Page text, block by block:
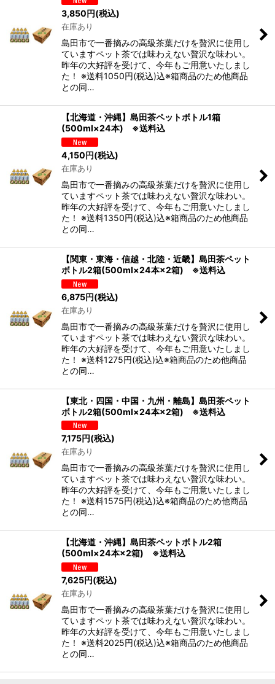
3,850円(税込)
在庫あり
島田市で一番摘みの高級茶葉だけを贅沢に使用し
ていますペット茶では味わえない贅沢な味わい。
昨年の大好評を受けて、今年もご用意いたしまし
た！ ※送料1050円(税込)込※箱商品のため他商品
との同…
【北海道・沖縄】島田茶ペットボトル1箱
(500ml×24本) ※送料込
4,150円(税込)
在庫あり
島田市で一番摘みの高級茶葉だけを贅沢に使用し
ていますペット茶では味わえない贅沢な味わい。
昨年の大好評を受けて、今年もご用意いたしまし
た！ ※送料1350円(税込)込※箱商品のため他商品
との同…
【関東・東海・信越・北陸・近畿】島田茶ペット
ボトル2箱(500ml×24本×2箱) ※送料込
6,875円(税込)
在庫あり
島田市で一番摘みの高級茶葉だけを贅沢に使用し
ていますペット茶では味わえない贅沢な味わい。
昨年の大好評を受けて、今年もご用意いたしまし
た！ ※送料1275円(税込)込※箱商品のため他商品
との同…
【東北・四国・中国・九州・離島】島田茶ペット
ボトル2箱(500ml×24本×2箱) ※送料込
7,175円(税込)
在庫あり
島田市で一番摘みの高級茶葉だけを贅沢に使用し
ていますペット茶では味わえない贅沢な味わい。
昨年の大好評を受けて、今年もご用意いたしまし
た！ ※送料1575円(税込)込※箱商品のため他商品
との同…
【北海道・沖縄】島田茶ペットボトル2箱
(500ml×24本×2箱) ※送料込
7,625円(税込)
在庫あり
島田市で一番摘みの高級茶葉だけを贅沢に使用し
ていますペット茶では味わえない贅沢な味わい。
昨年の大好評を受けて、今年もご用意いたしまし
た！ ※送料2025円(税込)込※箱商品のため他商品
との同…